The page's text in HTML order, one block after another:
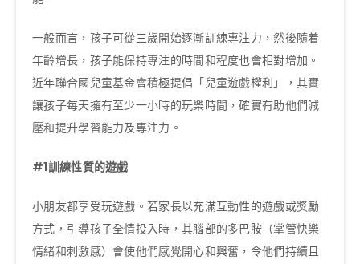
一般而言，孩子可從三歲開始逐漸訓練專注力，然後隨着
年齡增長，孩子能保持專注的時間和程度也會相對增加。
近年聯合國兒童基金會積極提倡「兒童遊戲權利」，其實
讓孩子每天擁有至少一小時的玩樂時間，確實有助他們減
壓和提升學習能力及專注力。
#1訓練性質的遊戲
小朋友都享受玩遊戲。若家長以充滿互動性的遊戲或獎勵
方式，引導孩子全情投入時，其腦部的多巴胺（掌管快樂
情緒和刺激感）會使他們感覺開心和興奮，令他們持續且